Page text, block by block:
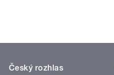
Český rozhlas